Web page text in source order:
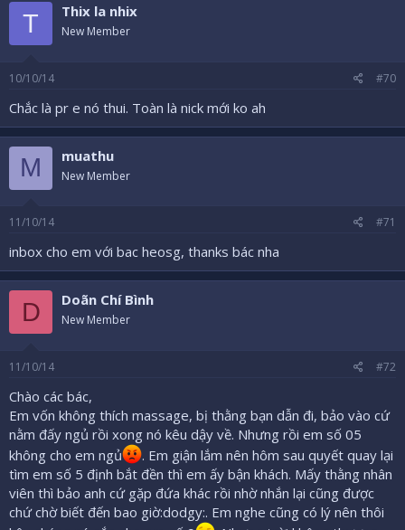
T Thix la nhix
New Member
10/10/14 #70
Chắc là pr e nó thui. Toàn là nick mới ko ah
M muathu
New Member
11/10/14 #71
inbox cho em với bac heosg, thanks bác nha
D Doãn Chí Bình
New Member
11/10/14 #72
Chào các bác,
Em vốn không thích massage, bị thằng bạn dẫn đi, bảo vào cứ
nằm đấy ngủ rồi xong nó kêu dậy về. Nhưng rồi em số 05
không cho em ngủ
. Em giận lắm nên hôm sau quyết quay lại
tìm em số 5 định bắt đền thì em ấy bận khách. Mấy thằng nhân
viên thì bảo anh cứ gặp đứa khác rồi nhờ nhắn lại cũng được
chứ chờ biết đến bao giờ:dodgy:. Em nghe cũng có lý nên thôi